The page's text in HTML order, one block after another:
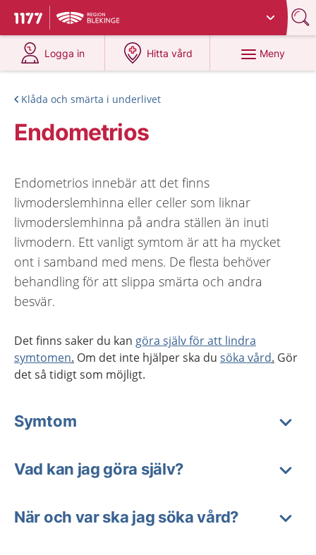
Till startsidan för 1177
Du har valt region
Logga in
på 1177.se
Hitta vård
på 1177.se
Meny
Klåda och smärta i underlivet
Endometrios
Endometrios innebär att det finns
livmoderslemhinna eller celler som liknar
livmoderslemhinna på andra ställen än inuti
livmodern. Ett vanligt symtom är att ha mycket
ont i samband med mens. De flesta behöver
behandling för att slippa smärta och andra
besvär.
Det finns saker du kan göra själv för att lindra
symtomen. Om det inte hjälper ska du söka vård. Gör
det så tidigt som möjligt.
Symtom
Vad kan jag göra själv?
När och var ska jag söka vård?